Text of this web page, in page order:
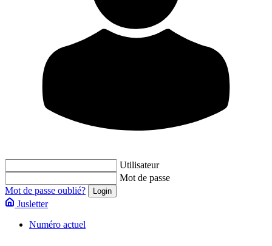
Utilisateur
Mot de passe
Mot de passe oublié?
Jusletter
Numéro actuel